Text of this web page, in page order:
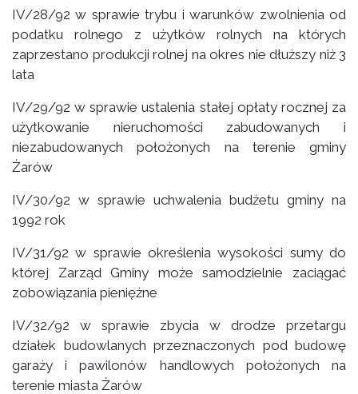
IV/28/92 w sprawie trybu i warunków zwolnienia od
podatku rolnego z użytków rolnych na których
zaprzestano produkcji rolnej na okres nie dłuższy niż 3
lata
IV/29/92 w sprawie ustalenia stałej opłaty rocznej za
użytkowanie nieruchomości zabudowanych i
niezabudowanych położonych na terenie gminy
Żarów
IV/30/92 w sprawie uchwalenia budżetu gminy na
1992 rok
IV/31/92 w sprawie określenia wysokości sumy do
której Zarząd Gminy może samodzielnie zaciągać
zobowiązania pieniężne
IV/32/92 w sprawie zbycia w drodze przetargu
działek budowlanych przeznaczonych pod budowę
garaży i pawilonów handlowych położonych na
terenie miasta Żarów